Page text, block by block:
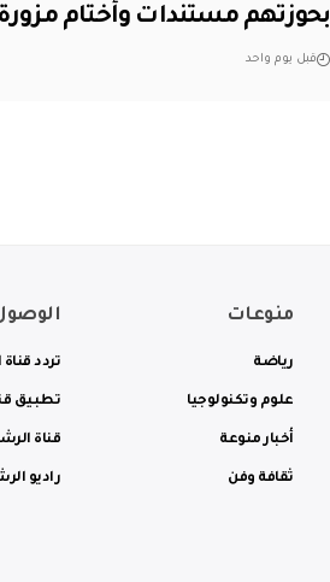
بحوزتهم مستندات وأختام مزورة
قبل يوم واحد
منوعات
رياضة
علوم وتكنولوجيا
أخبار منوعة
ثقافة وفن
تردد
تطبيق
قناة
راديو